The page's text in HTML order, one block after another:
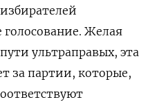
Желая
ультраправых, эта
за партии, которые,